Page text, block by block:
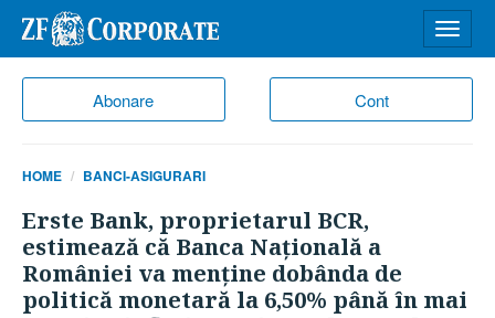
Abonare Cont
meniu
HOME BANCI-ASIGURARI
Erste Bank, proprietarul BCR,
estimează că Banca Naţională a
României va menţine dobânda de
politică monetară la 6,50% până în mai